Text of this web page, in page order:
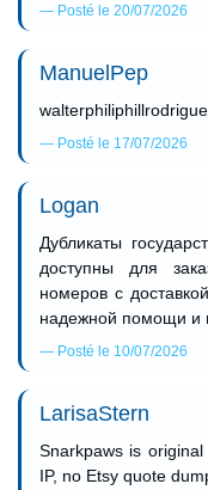
Posté le 20/07/2026
ManuelPep
Posté le 17/07/2026
Logan
Дубликаты
доступны для
номеров с
надежной помощи и
Posté le 10/07/2026
LarisaStern
Snarkpaws is
IP, no Etsy quote